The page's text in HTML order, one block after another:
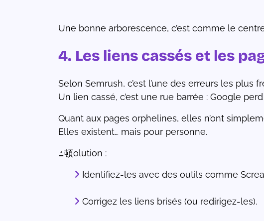
Une bonne arborescence, c’est comme le
4. Les liens cassés et les
Selon Semrush, c’est l’une des erreurs les plus
Un lien cassé, c’est une rue barrée : Google
Quant aux pages orphelines, elles n’ont
Elles existent… mais pour personne.
ߑ頓olution :
Identifiez-les avec des outils comme
Corrigez les liens brisés (ou redirigez-les).